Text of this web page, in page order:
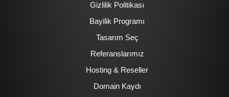
Gizlilik Politikası
Bayilik Programı
Tasarım Seç
Referanslarımız
Hosting & Reseller
Domain Kaydı